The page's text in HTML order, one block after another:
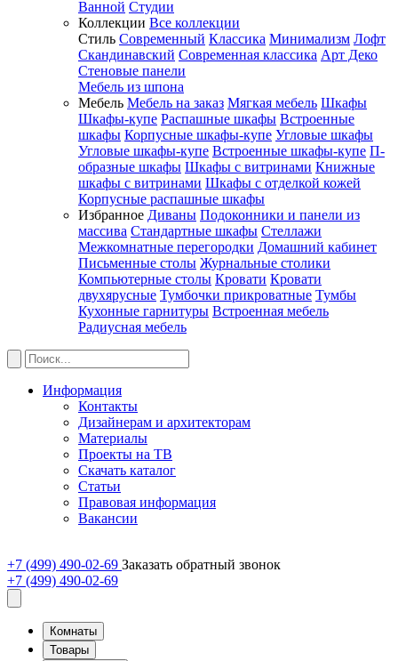
Ванной Студии
Коллекции Все коллекции
Стиль Современный Классика Минимализм Лофт
Скандинавский Современная классика Арт Деко
Стеновые панели
Мебель из шпона
Мебель Мебель на заказ Мягкая мебель Шкафы
Шкафы-купе Распашные шкафы Встроенные
шкафы Корпусные шкафы-купе Угловые шкафы
Угловые шкафы-купе Встроенные шкафы-купе П-
образные шкафы Шкафы с витринами Книжные
шкафы с витринами Шкафы c отделкой кожей
Корпусные распашные шкафы
Избранное Диваны Подоконники и панели из
массива Стандартные шкафы Стеллажи
Межкомнатные перегородки Домашний кабинет
Письменные столы Журнальные столики
Компьютерные столы Кровати Кровати
двухярусные Тумбочки прикроватные Тумбы
Кухонные гарнитуры Встроенная мебель
Радиусная мебель
Информация
Контакты
Дизайнерам и архитекторам
Материалы
Проекты на ТВ
Скачать каталог
Статьи
Правовая информация
Вакансии
+7 (499) 490-02-69 Заказать обратный звонок
+7 (499) 490-02-69